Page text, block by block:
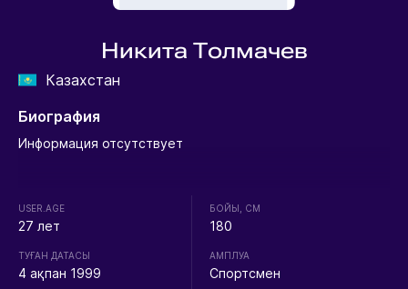
Никита Толмачев
Казахстан
Биография
Информация отсутствует
USER.AGE
27 лет
ТУҒАН ДАТАСЫ
4 ақпан 1999
БОЙЫ, СМ
180
АМПЛУА
Спортсмен